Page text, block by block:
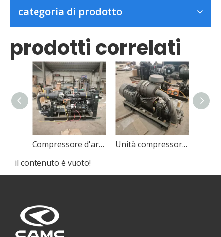
categoria di prodotto
prodotti correlati
Compressore d'aria a vite accoppiato diretto KL12-DS90A
Unità compressore a vite elettrico senza silicone H1.12-DS90A
il contenuto è vuoto!